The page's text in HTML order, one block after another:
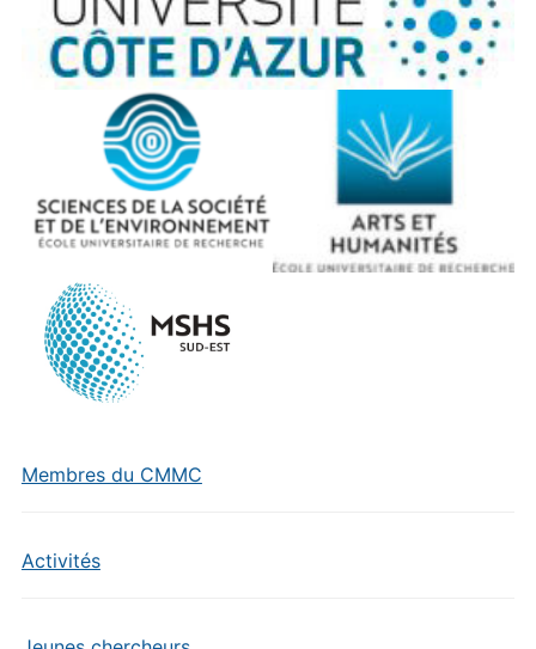
Membres du CMMC
Activités